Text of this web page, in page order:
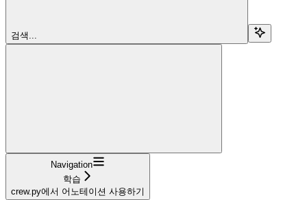
검색...
Navigation
학습
crew.py에서 어노테이션 사용하기